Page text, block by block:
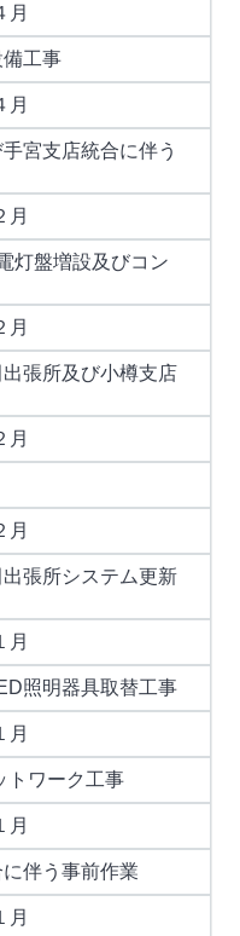
月
工事
月
宮支店統合に伴う
月
灯盤増設及びコン
月
張所及び小樽支店
月
月
張所システム更新
月
照明器具取替工事
月
トワーク工事
月
伴う事前作業
月